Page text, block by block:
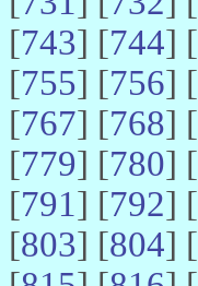
[743] [744] [
[755] [756] [
[767] [768] [
[779] [780] [
[791] [792] [
[803] [804] [